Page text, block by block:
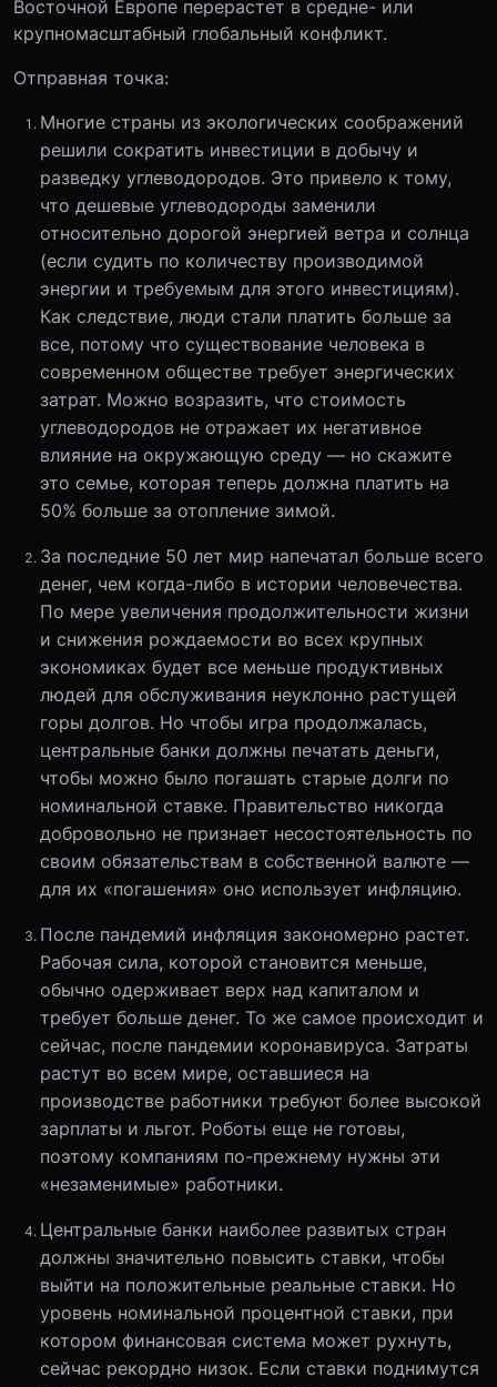
Восточной Европе перерастет в средне- или
крупномасштабный глобальный конфликт.
Отправная точка:
Многие страны из экологических соображений
решили сократить инвестиции в добычу и
разведку углеводородов. Это привело к тому,
что дешевые углеводороды заменили
относительно дорогой энергией ветра и солнца
(если судить по количеству производимой
энергии и требуемым для этого инвестициям).
Как следствие, люди стали платить больше за
все, потому что существование человека в
современном обществе требует энергических
затрат. Можно возразить, что стоимость
углеводородов не отражает их негативное
влияние на окружающую среду — но скажите
это семье, которая теперь должна платить на
50% больше за отопление зимой.
За последние 50 лет мир напечатал больше всего
денег, чем когда-либо в истории человечества.
По мере увеличения продолжительности жизни
и снижения рождаемости во всех крупных
экономиках будет все меньше продуктивных
людей для обслуживания неуклонно растущей
горы долгов. Но чтобы игра продолжалась,
центральные банки должны печатать деньги,
чтобы можно было погашать старые долги по
номинальной ставке. Правительство никогда
добровольно не признает несостоятельность по
своим обязательствам в собственной валюте —
для их «погашения» оно использует инфляцию.
После пандемий инфляция закономерно растет.
Рабочая сила, которой становится меньше,
обычно одерживает верх над капиталом и
требует больше денег. То же самое происходит и
сейчас, после пандемии коронавируса. Затраты
растут во всем мире, оставшиеся на
производстве работники требуют более высокой
зарплаты и льгот. Роботы еще не готовы,
поэтому компаниям по-прежнему нужны эти
«незаменимые» работники.
Центральные банки наиболее развитых стран
должны значительно повысить ставки, чтобы
выйти на положительные реальные ставки. Но
уровень номинальной процентной ставки, при
котором финансовая система может рухнуть,
сейчас рекордно низок. Если ставки поднимутся